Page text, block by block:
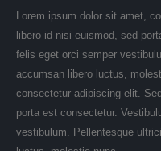
Lorem ipsum dolor sit amet,
libero id nisi euismod, sed
felis eget orci semper
accumsan libero luctus,
consectetur adipiscing elit.
porta est consectetur.
vestibulum. Pellentesque